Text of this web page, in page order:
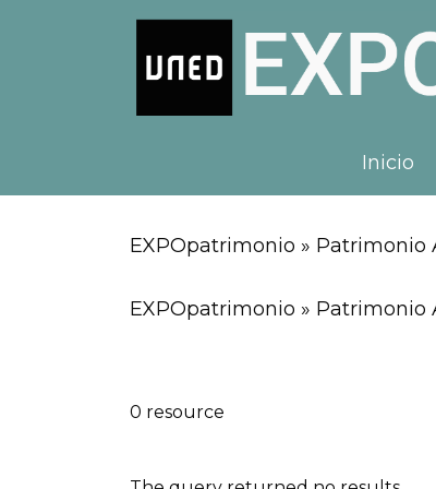
Inicio
EXPOpatrimonio » Patrimonio
EXPOpatrimonio » Patrimonio
0 resource